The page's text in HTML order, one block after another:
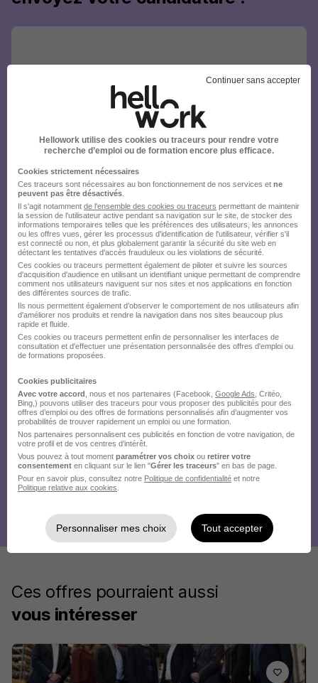
Ces offres pourraient aussi
vous intéresser
Continuer sans accepter
Hellowork utilise des cookies ou traceurs pour rendre votre
recherche d’emploi ou de formation encore plus efficace.
Cookies strictement nécessaires
Ces traceurs sont nécessaires au bon fonctionnement de nos services et ne
peuvent pas être désactivés
Il s'agit notamment de l'ensemble des cookies ou traceurs permettant de maintenir
la session de l'utilisateur active pendant sa navigation sur le site, de stocker des
informations temporaires telles que les préférences des utilisateurs, les annonces
ou les offres vues, gérer les processus d'identification de l'utilisateur, vérifier s'il
est connecté ou non, et plus globalement garantir la sécurité du site web en
détectant les tentatives d'accès frauduleux ou les violations de sécurité.
Ces cookies ou traceurs permettent également de piloter et suivre les sources
d'acquisition d'audience en utilisant un identifiant unique permettant de comprendre
comment nos utilisateurs naviguent sur nos sites et nos applications en fonction
des différentes sources de trafic.
Ils nous permettent également d’observer le comportement de nos utilisateurs afin
d'améliorer nos produits et rendre la navigation dans nos sites beaucoup plus
rapide et fluide.
Ces cookies ou traceurs permettent enfin de personnaliser les interfaces de
consultation et d'effectuer une présentation personnalisée des offres d'emploi ou
de formations proposées.
Cookies publicitaires
Avec votre accord , nous et nos partenaires (Facebook, Google Ads , Critéo,
Bing,) pouvons utiliser des traceurs pour vous proposer des publicités pour des
offres d’emploi ou des offres de formations personnalisés afin d’augmenter vos
probabilités de trouver rapidement un emploi ou une formation.
Nos partenaires personnalisent ces publicités en fonction de votre navigation, de
votre profil et de vos centres d’intérêt.
Vous pouvez à tout moment paramétrer vos choix ou retirer votre
consentement en cliquant sur le lien "Gérer les traceurs" en bas de page.
Pour en savoir plus, consultez notre Politique de confidentialité et notre
Politique relative aux cookies
Personnaliser mes choix Tout accepter